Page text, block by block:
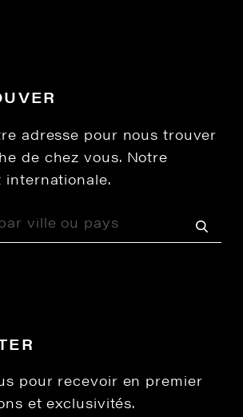
adresse pour nous trouver
de chez vous. Notre
internationale.
pour recevoir en premier
et exclusivités.